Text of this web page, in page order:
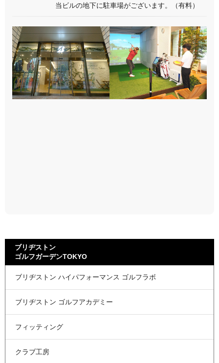
ブリヂストン
ゴルフガーデンTOKYO
ブリヂストン ハイパフォーマンス ゴルフラボ
ブリヂストン ゴルフアカデミー
フィッティング
クラブ工房
当ビルの地下に駐車場がございます。（有料）